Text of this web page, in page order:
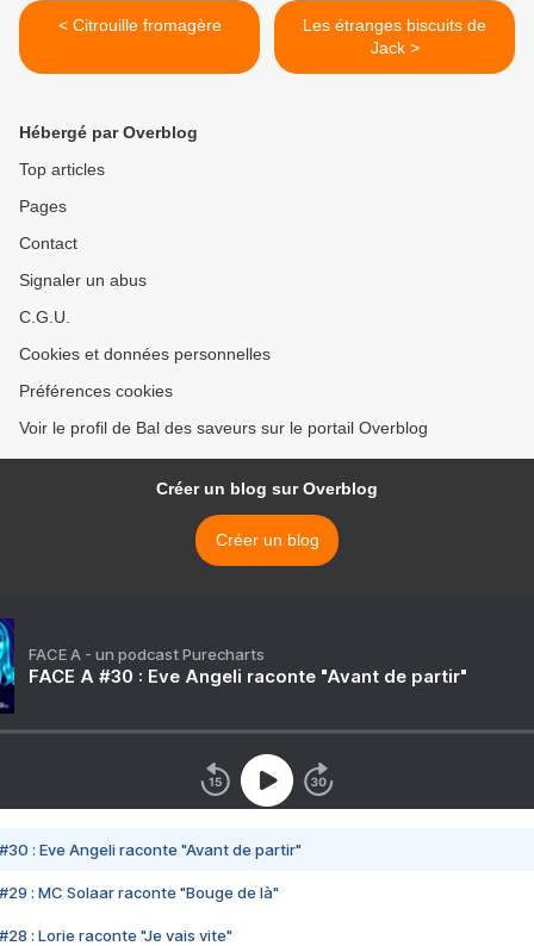
< Citrouille fromagère
Les étranges biscuits de
Jack >
Hébergé par Overblog
Top articles
Pages
Contact
Signaler un abus
C.G.U.
Cookies et données personnelles
Préférences cookies
Voir le profil de Bal des saveurs sur le portail Overblog
Créer un blog sur Overblog
Créer un blog
FACE A - un podcast Purecharts
FACE A #30 : Eve Angeli raconte "Avant de partir"
#30 : Eve Angeli raconte "Avant de partir"
#29 : MC Solaar raconte "Bouge de là"
#28 : Lorie raconte "Je vais vite"